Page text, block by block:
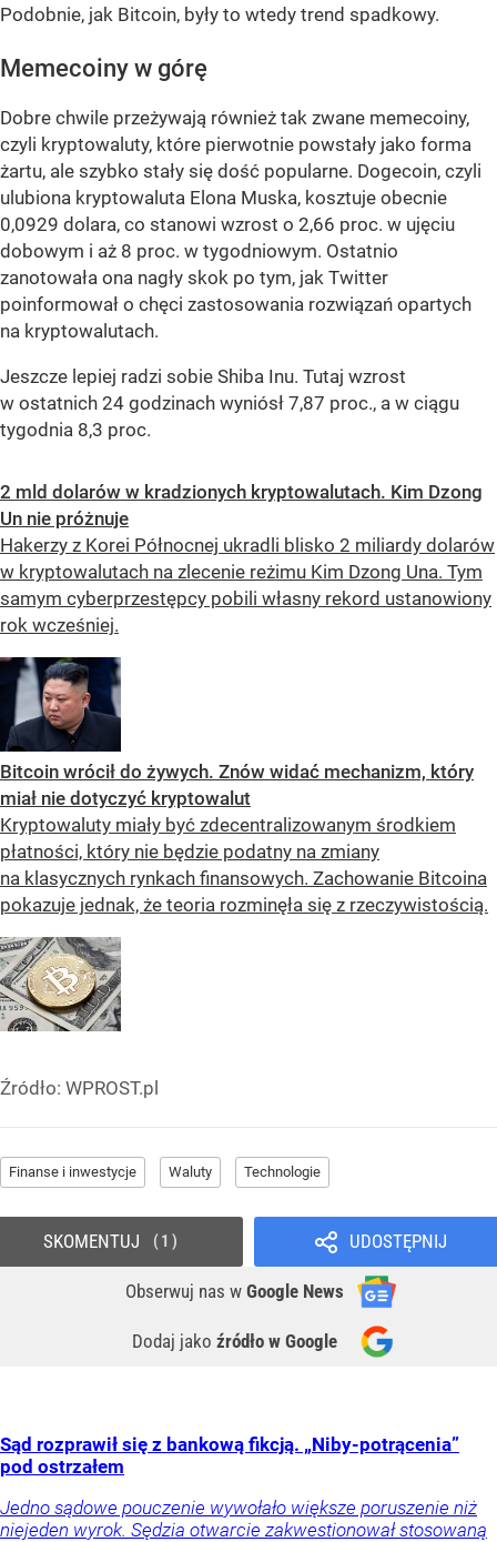
Podobnie, jak Bitcoin, były to wtedy trend spadkowy.
Memecoiny w górę
Dobre chwile przeżywają również tak zwane memecoiny,
czyli kryptowaluty, które pierwotnie powstały jako forma
żartu, ale szybko stały się dość popularne. Dogecoin, czyli
ulubiona kryptowaluta Elona Muska, kosztuje obecnie
0,0929 dolara, co stanowi wzrost o 2,66 proc. w ujęciu
dobowym i aż 8 proc. w tygodniowym. Ostatnio
zanotowała ona nagły skok po tym, jak Twitter
poinformował o chęci zastosowania rozwiązań opartych
na kryptowalutach.
Jeszcze lepiej radzi sobie Shiba Inu. Tutaj wzrost
w ostatnich 24 godzinach wyniósł 7,87 proc., a w ciągu
tygodnia 8,3 proc.
2 mld dolarów w kradzionych kryptowalutach. Kim Dzong
Un nie próżnuje
Hakerzy z Korei Północnej ukradli blisko 2 miliardy dolarów
w kryptowalutach na zlecenie reżimu Kim Dzong Una. Tym
samym cyberprzestępcy pobili własny rekord ustanowiony
rok wcześniej.
Bitcoin wrócił do żywych. Znów widać mechanizm, który
miał nie dotyczyć kryptowalut
Kryptowaluty miały być zdecentralizowanym środkiem
płatności, który nie będzie podatny na zmiany
na klasycznych rynkach finansowych. Zachowanie Bitcoina
pokazuje jednak, że teoria rozminęła się z rzeczywistością.
Źródło: WPROST.pl
Finanse i inwestycje Waluty Technologie
UDOSTĘPNIJ
Obserwuj nas w Google News
Dodaj jako źródło w Google
SKOMENTUJ 1
Sąd rozprawił się z bankową fikcją. „Niby-potrącenia”
pod ostrzałem
Jedno sądowe pouczenie wywołało większe poruszenie niż
niejeden wyrok. Sędzia otwarcie zakwestionował stosowaną